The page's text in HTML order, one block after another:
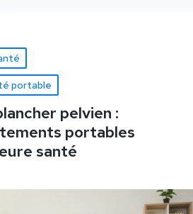
portable
pelvien :
portables
santé